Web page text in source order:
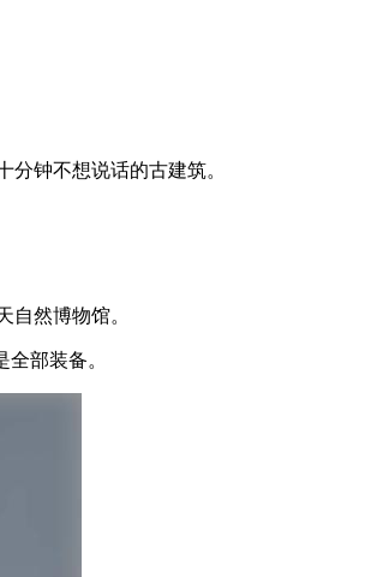
钟不想说话的古建筑。
自然博物馆。
全部装备。